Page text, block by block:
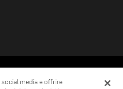
media e offrire